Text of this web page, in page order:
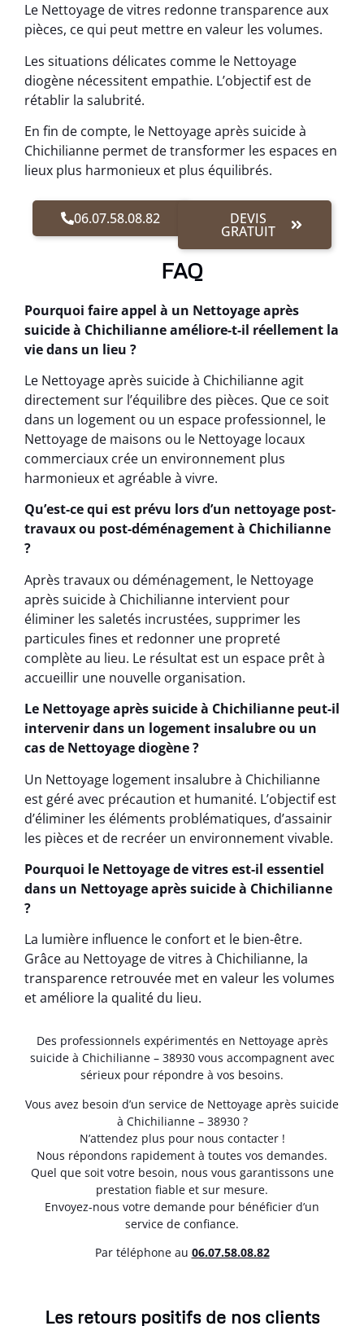
Le Nettoyage de vitres redonne transparence aux
pièces, ce qui peut mettre en valeur les volumes.
Les situations délicates comme le Nettoyage
diogène nécessitent empathie. L’objectif est de
rétablir la salubrité.
En fin de compte, le Nettoyage après suicide à
Chichilianne permet de transformer les espaces en
lieux plus harmonieux et plus équilibrés.
06.07.58.08.82 DEVIS
GRATUIT
FAQ
Pourquoi faire appel à un Nettoyage après
suicide à Chichilianne améliore-t-il réellement la
vie dans un lieu ?
Le Nettoyage après suicide à Chichilianne agit
directement sur l’équilibre des pièces. Que ce soit
dans un logement ou un espace professionnel, le
Nettoyage de maisons ou le Nettoyage locaux
commerciaux crée un environnement plus
harmonieux et agréable à vivre.
Qu’est-ce qui est prévu lors d’un nettoyage post-
travaux ou post-déménagement à Chichilianne
?
Après travaux ou déménagement, le Nettoyage
après suicide à Chichilianne intervient pour
éliminer les saletés incrustées, supprimer les
particules fines et redonner une propreté
complète au lieu. Le résultat est un espace prêt à
accueillir une nouvelle organisation.
Le Nettoyage après suicide à Chichilianne peut-il
intervenir dans un logement insalubre ou un
cas de Nettoyage diogène ?
Un Nettoyage logement insalubre à Chichilianne
est géré avec précaution et humanité. L’objectif est
d’éliminer les éléments problématiques, d’assainir
les pièces et de recréer un environnement vivable.
Pourquoi le Nettoyage de vitres est-il essentiel
dans un Nettoyage après suicide à Chichilianne
?
La lumière influence le confort et le bien-être.
Grâce au Nettoyage de vitres à Chichilianne, la
transparence retrouvée met en valeur les volumes
et améliore la qualité du lieu.
Des professionnels expérimentés en Nettoyage après
suicide à Chichilianne – 38930 vous accompagnent avec
sérieux pour répondre à vos besoins.
Vous avez besoin d’un service de Nettoyage après suicide
à Chichilianne – 38930 ?
N’attendez plus pour nous contacter !
Nous répondons rapidement à toutes vos demandes.
Quel que soit votre besoin, nous vous garantissons une
prestation fiable et sur mesure.
Envoyez-nous votre demande pour bénéficier d’un
service de confiance.
Par téléphone au 06.07.58.08.82
Les retours positifs de nos clients